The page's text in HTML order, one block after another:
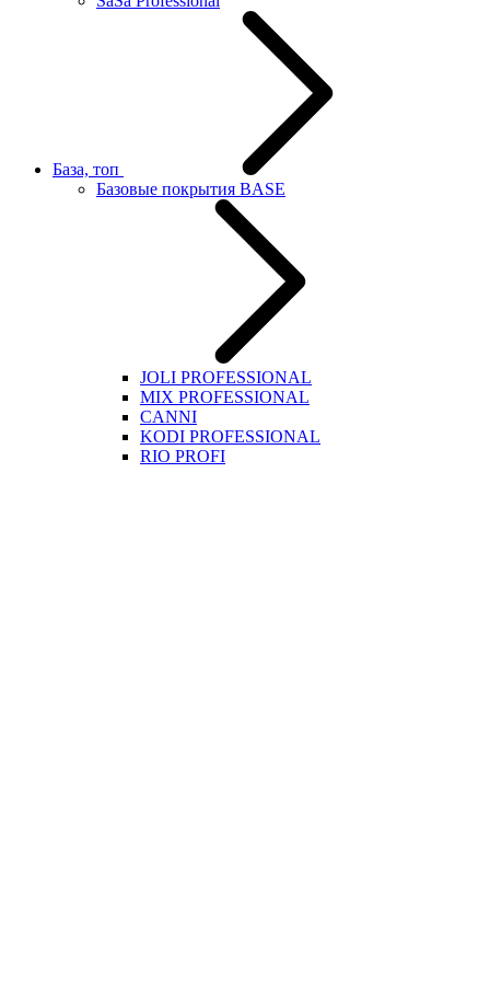
База, топ
Базовые покрытия BASE
JOLI PROFESSIONAL
MIX PROFESSIONAL
CANNI
KODI PROFESSIONAL
RIO PROFI